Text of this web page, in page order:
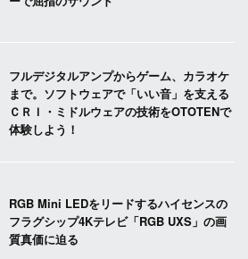
フルデジタルアンプからゲーム、カラオケ
まで。ソフトウェアで「いい音」を支える
ＣＲＩ・ミドルウェアの技術をOTOTENで
体験しよう！
RGB Mini LEDをリードするハイセンスの
フラグシップ4Kテレビ「RGB UXS」の画
質真価に迫る